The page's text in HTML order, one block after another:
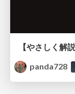
panda728